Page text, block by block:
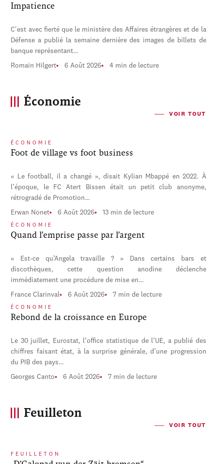
Impatience
C'est avec fierté que le ministère des Affaires étrangères et de la
Défense a publié la semaine dernière des images de billets de
banque représentant…
Romain Hilgert 6 Août 2026 4 min de lecture
Économie
VOIR TOUT
ÉCONOMIE
Foot de village vs foot business
« Le football, il a changé », disait Kylian Mbappé en 2022. À
l’époque, le FC Atert Bissen était un petit club anonyme,
rétrogradé de Promotion…
Erwan Nonet 6 Août 2026 13 min de lecture
ÉCONOMIE
Quand l’emprise passe par l’argent
« Est-ce qu’Angela travaille ? » Dans certains bars et
discothèques, cette question anodine déclenche
immédiatement une procédure de mise en…
France Clarinval 6 Août 2026 7 min de lecture
ÉCONOMIE
Rebond de la croissance en Europe
Le 30 juillet, Eurostat, l’office statistique de l’UE, a publié des
chiffres faisant état, à la surprise générale, d’une progression
du PIB des pays…
Georges Canto 6 Août 2026 7 min de lecture
Feuilleton
VOIR TOUT
FEUILLETON